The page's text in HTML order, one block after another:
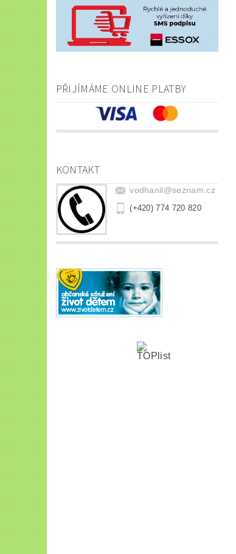
PŘIJÍMÁME ONLINE PLATBY
KONTAKT
vodhanil@seznam.cz
(+420) 774 720 820